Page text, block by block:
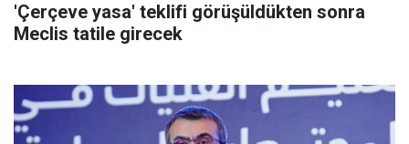
'Çerçeve yasa' teklifi görüşüldükten sonra
Meclis tatile girecek